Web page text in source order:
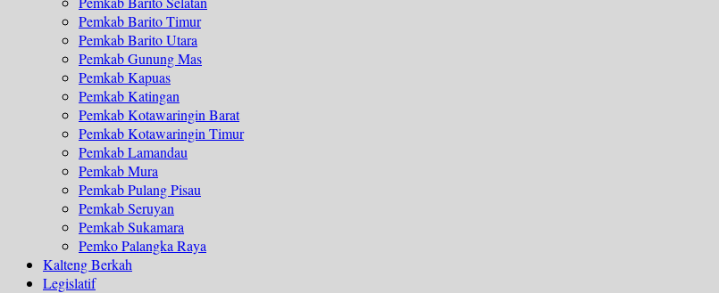
Pemkab Barito Timur
Pemkab Barito Utara
Pemkab Gunung Mas
Pemkab Kapuas
Pemkab Katingan
Pemkab Kotawaringin Barat
Pemkab Kotawaringin Timur
Pemkab Lamandau
Pemkab Mura
Pemkab Pulang Pisau
Pemkab Seruyan
Pemkab Sukamara
Pemko Palangka Raya
Kalteng Berkah
Legislatif